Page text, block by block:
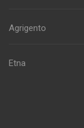
Agrigento
Etna